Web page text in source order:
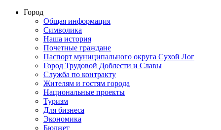
Город
Общая информация
Символика
Наша история
Почетные граждане
Паспорт муниципального округа Сухой Лог
Город Трудовой Доблести и Славы
Служба по контракту
Жителям и гостям города
Национальные проекты
Туризм
Для бизнеса
Экономика
Бюджет